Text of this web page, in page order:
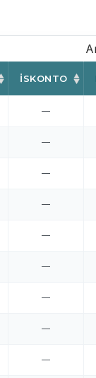
İSKONTO
—
—
—
—
—
—
—
—
—